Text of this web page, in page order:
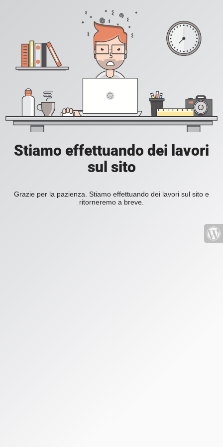
Stiamo effettuando dei lavori
sul sito
Grazie per la pazienza. Stiamo effettuando dei lavori sul sito e
ritorneremo a breve.